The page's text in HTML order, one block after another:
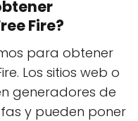
Fire?
para obtener
Los sitios web o
generadores de
y pueden poner